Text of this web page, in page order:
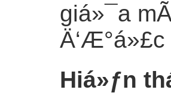
giá»¯a
Ä‘Æ°á»£c
Hiá»ƒn